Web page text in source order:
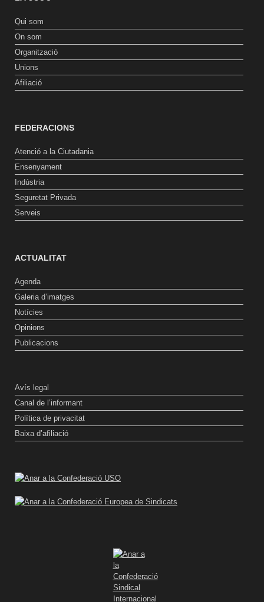
Qui som
On som
Organització
Unions
Afiliació
FEDERACIONS
Atenció a la Ciutadania
Ensenyament
Indústria
Seguretat Privada
Serveis
ACTUALITAT
Agenda
Galeria d’imatges
Notícies
Opinions
Publicacions
Avís legal
Canal de l’informant
Política de privacitat
Baixa d’afiliació